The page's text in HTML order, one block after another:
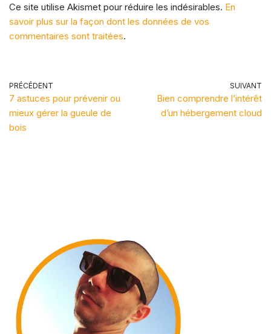
Ce site utilise Akismet pour réduire les indésirables. En
savoir plus sur la façon dont les données de vos
commentaires sont traitées.
PRÉCÉDENT
7 astuces pour prévenir ou
mieux gérer la gueule de
bois
SUIVANT
Bien comprendre l’intérêt
d’un hébergement cloud